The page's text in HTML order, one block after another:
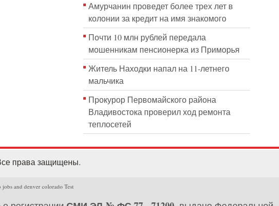
Амурчанин проведет более трех лет в
колонии за кредит на имя знакомого
Почти 10 млн рублей передала
мошенникам пенсионерка из Приморья
Житель Находки напал на 11-летнего
мальчика
Прокурор Первомайского района
Владивостока проверил ход ремонта
теплосетей
права защищены.
jobs and denver colorado Test